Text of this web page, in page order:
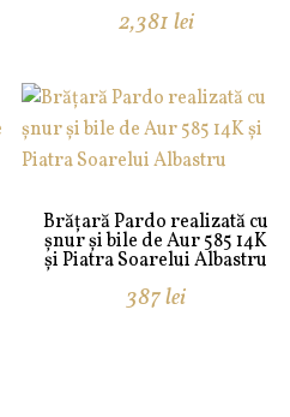
2,381lei
Brățară Pardo realizată cu
șnur și bile de Aur 585 14K
și Piatra Soarelui Albastru
387lei